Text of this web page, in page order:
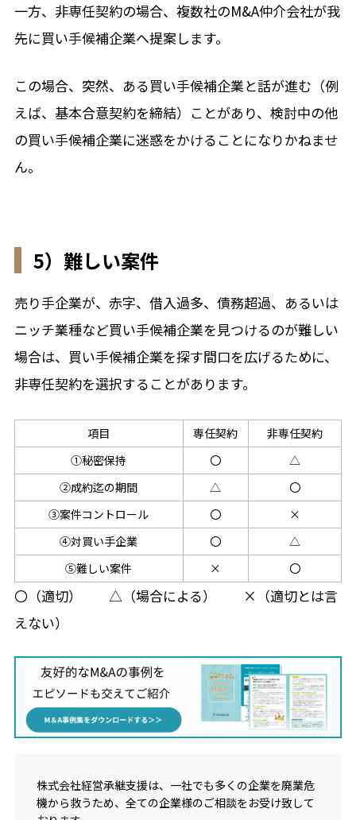
一方、非専任契約の場合、複数社のM&A仲介会社が我
先に買い手候補企業へ提案します。
この場合、突然、ある買い手候補企業と話が進む（例
えば、基本合意契約を締結）ことがあり、検討中の他
の買い手候補企業に迷惑をかけることになりかねませ
ん。
5）難しい案件
売り手企業が、赤字、借入過多、債務超過、あるいは
ニッチ業種など買い手候補企業を見つけるのが難しい
場合は、買い手候補企業を探す間口を広げるために、
非専任契約を選択することがあります。
項目 専任契約
非専任契約
①秘密保持
〇
△
②成約迄の期間
△
〇
③案件コントロール
〇
×
④対買い手企業
〇
△
⑤難しい案件
× 〇
〇（適切） △（場合による） ×（適切とは言
えない）
株式会社経営承継支援は、一社でも多くの企業を廃業危
機から救うため、全ての企業様のご相談をお受け致して